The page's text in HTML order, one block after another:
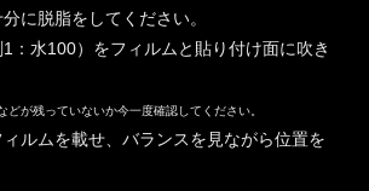
に脱脂をしてください。
：水100）をフィルムと貼り付け面に吹き
が残っていないか今一度確認してください。
ルムを載せ、バランスを見ながら位置を